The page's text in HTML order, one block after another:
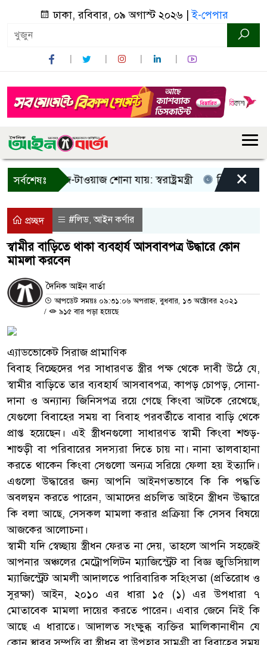
ঢাকা, রবিবার, ০৯ অগাস্ট ২০২৬ |ই-পেপার
সর্বশেষঃ
আওয়াজ-টাওয়াজ শোনা যায়: স্বরাষ্ট্রমন্ত্রী তিন দিনের
×
প্রচ্ছদ #লিড,আইন কর্ণার
স্বামীর বাড়িতে থাকা ব্যবহার্য আসবাবপত্র উদ্ধারে কোন
মামলা করবেন
দৈনিক আইন বার্তা
আপডেট সময়ঃ ০৯:৩১:০৬ অপরাহ্ন, বুধবার, ১৩ অক্টোবর ২০২১
/
৯১৫ বার পড়া হয়েছে
এ্যাডভোকেট সিরাজ প্রামাণিক
বিবাহ বিচ্ছেদের পর সাধারণত স্ত্রীর পক্ষ থেকে দাবী উঠে যে,
স্বামীর বাড়িতে তার ব্যবহার্য আসবাবপত্র, কাপড় চোপড়, সোনা-
দানা ও অন্যান্য জিনিসপত্র রয়ে গেছে কিংবা আটকে রেখেছে,
যেগুলো বিবাহের সময় বা বিবাহ পরবর্তীতে বাবার বাড়ি থেকে
প্রাপ্ত হয়েছেন। এই স্ত্রীধনগুলো সাধারণত স্বামী কিংবা শশুড়-
শাশুড়ী বা পরিবারের সদস্যরা দিতে চায় না। নানা তালবাহানা
করতে থাকেন কিংবা সেগুলো অন্যত্র সরিয়ে ফেলা হয় ইত্যাদি।
এগুলো উদ্ধারের জন্য আপনি আইনগতভাবে কি কি পদ্ধতি
অবলম্বন করতে পারেন, আমাদের প্রচলিত আইনে স্ত্রীধন উদ্ধারে
কি বলা আছে, সেসকল মামলা করার প্রক্রিয়া কি সেসব বিষয়ে
আজকের আলোচনা।
স্বামী যদি স্বেচ্ছায় স্ত্রীধন ফেরত না দেয়, তাহলে আপনি সহজেই
আপনার অঞ্চলের মেট্রোপলিটন ম্যাজিস্ট্রেট বা বিজ্ঞ জুডিসিয়াল
ম্যাজিস্ট্রেট আমলী আদালতে পারিবারিক সহিংসতা (প্রতিরোধ ও
সুরক্ষা) আইন, ২০১০ এর ধারা ১৫ (১) এর উপধারা ৭
মোতাবেক মামলা দায়ের করতে পারেন। এবার জেনে নিই কি
আছে এ ধারাতে। আদালত সংক্ষুব্ধ ব্যক্তির মালিকানাধীন যে